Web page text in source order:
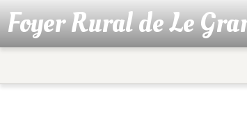
Foyer Rural de Le